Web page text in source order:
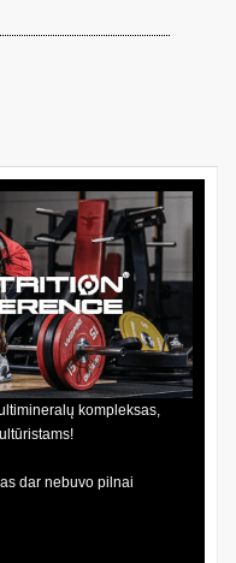
kompleksas,
dar nebuvo pilnai